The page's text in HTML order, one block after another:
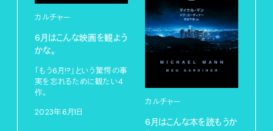
カルチャー
6月はこんな映画を観よう
かな。
「もう6月!?」という驚愕の事
実を忘れるために観たい4
作。
2023年6月1日
カルチャー
6月はこんな本を読もうか